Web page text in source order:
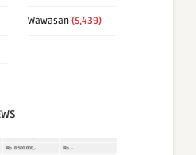
Wawasan (5,439)